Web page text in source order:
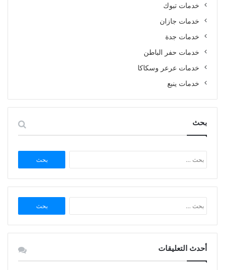
خدمات تبوك
خدمات جازان
خدمات جدة
خدمات حفر الباطن
خدمات عرعر وسكاكا
خدمات ينبع
بحث
عن:
عن:
أحدث التعليقات